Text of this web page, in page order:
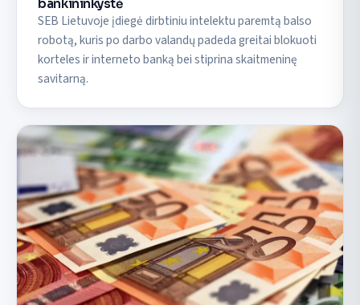
bankininkystė
SEB Lietuvoje įdiegė dirbtiniu intelektu paremtą balso
robotą, kuris po darbo valandų padeda greitai blokuoti
korteles ir interneto banką bei stiprina skaitmeninę
savitarną.